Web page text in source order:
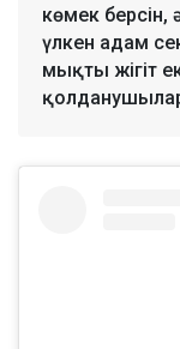
көмек берсін,
үлкен адам
мықты жігіт